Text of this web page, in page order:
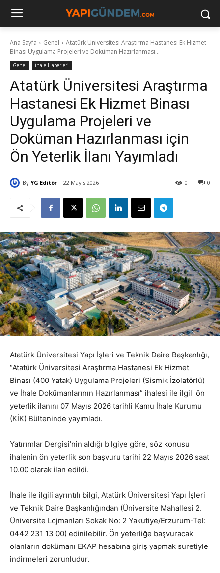
Ana Sayfa Genel
Atatürk Üniversitesi Araştırma Hastanesi Ek Hizmet
Binası Uygulama Projeleri ve Doküman Hazırlanması...
Genel İhale Haberleri
Atatürk Üniversitesi Araştırma
Hastanesi Ek Hizmet Binası
Uygulama Projeleri ve
Doküman Hazırlanması için
Ön Yeterlik İlanı Yayımladı
By YG Editör 22 Mayıs 2026 0
0
Atatürk Üniversitesi Yapı İşleri ve Teknik Daire Başkanlığı,
“Atatürk Üniversitesi Araştırma Hastanesi Ek Hizmet
Binası (400 Yatak) Uygulama Projeleri (Sismik İzolatörlü)
ve İhale Dokümanlarının Hazırlanması” ihalesi ile ilgili ön
yeterlik ilanını 07 Mayıs 2026 tarihli Kamu İhale Kurumu
(KİK) Bülteninde yayımladı.
Yatırımlar Dergisi’nin aldığı bilgiye göre, söz konusu
ihalenin ön yeterlik son başvuru tarihi 22 Mayıs 2026 saat
10.00 olarak ilan edildi.
İhale ile ilgili ayrıntılı bilgi, Atatürk Üniversitesi Yapı İşleri
ve Teknik Daire Başkanlığından (Üniversite Mahallesi 2.
Üniversite Lojmanları Sokak No: 2 Yakutiye/Erzurum-Tel:
0442 231 13 00) edinilebilir. Ön yeterliğe başvuracak
olanların dokümanı EKAP hesabına giriş yapmak suretiyle
indirmeleri zorunludur.